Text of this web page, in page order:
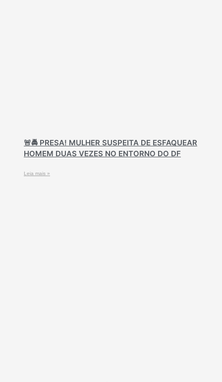
🚨🚔 PRESA! MULHER SUSPEITA DE ESFAQUEAR
HOMEM DUAS VEZES NO ENTORNO DO DF
Leia mais »